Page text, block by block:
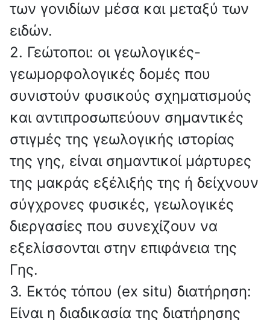
των γονιδίων μέσα και μεταξύ των
ειδών.
2. Γεώτοποι: οι γεωλογικές-
γεωμορφολογικές δομές που
συνιστούν φυσικούς σχηματισμούς
και αντιπροσωπεύουν σημαντικές
στιγμές της γεωλογικής ιστορίας
της γης, είναι σημαντικοί μάρτυρες
της μακράς εξέλιξής της ή δείχνουν
σύγχρονες φυσικές, γεωλογικές
διεργασίες που συνεχίζουν να
εξελίσσονται στην επιφάνεια της
Γης.
3. Εκτός τόπου (ex situ) διατήρηση:
Είναι η διαδικασία της διατήρησης